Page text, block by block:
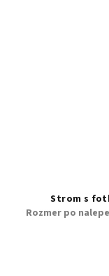
Strom s
Rozmer po